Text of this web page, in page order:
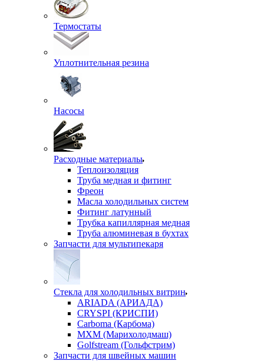
Термостаты
Уплотнительная резина
Насосы
Расходные материалы
Теплоизоляция
Труба медная и фитинг
Фреон
Масла холодильных систем
Фитинг латунный
Трубка капиллярная медная
Труба алюминевая в бухтах
Запчасти для мультипекаря
Стекла для холодильных витрин
ARIADA (АРИАДА)
CRYSPI (КРИСПИ)
Carboma (Карбома)
MXM (Марихолодмаш)
Golfstream (Гольфстрим)
Запчасти для швейных машин